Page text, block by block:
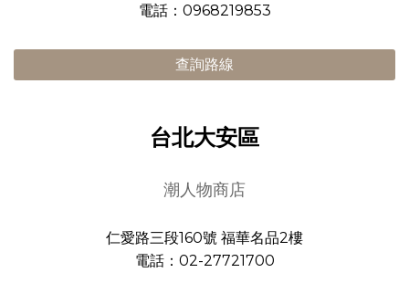
電話：0968219853
查詢路線
台北大安區
潮人物商店
仁愛路三段160號 福華名品2樓
電話：02-27721700